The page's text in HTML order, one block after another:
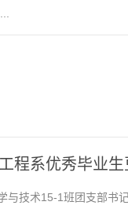
程系优秀毕业生
与技术15-1班团支部书